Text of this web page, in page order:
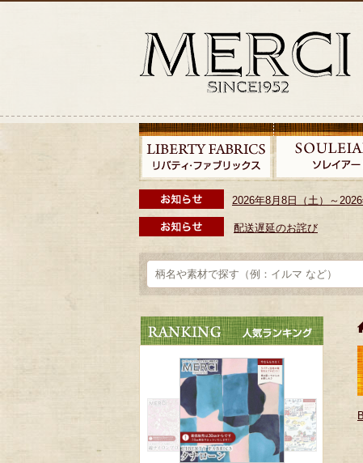
2026年8月8日（土）～
配送遅延のお詫び